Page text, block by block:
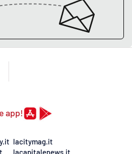
app!
lacitymag.it
lacapitalenews.it